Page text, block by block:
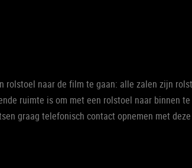
rolstoel naar de film te gaan: alle zalen zijn
ruimte is om met een rolstoel naar binnen
graag telefonisch contact opnemen met